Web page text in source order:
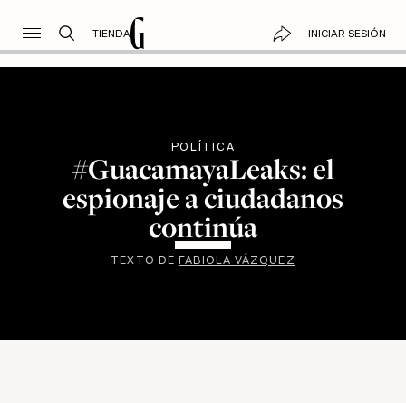
TIENDA INICIAR SESIÓN
POLÍTICA
#GuacamayaLeaks: el
espionaje a ciudadanos
continúa
TEXTO DE FABIOLA VÁZQUEZ